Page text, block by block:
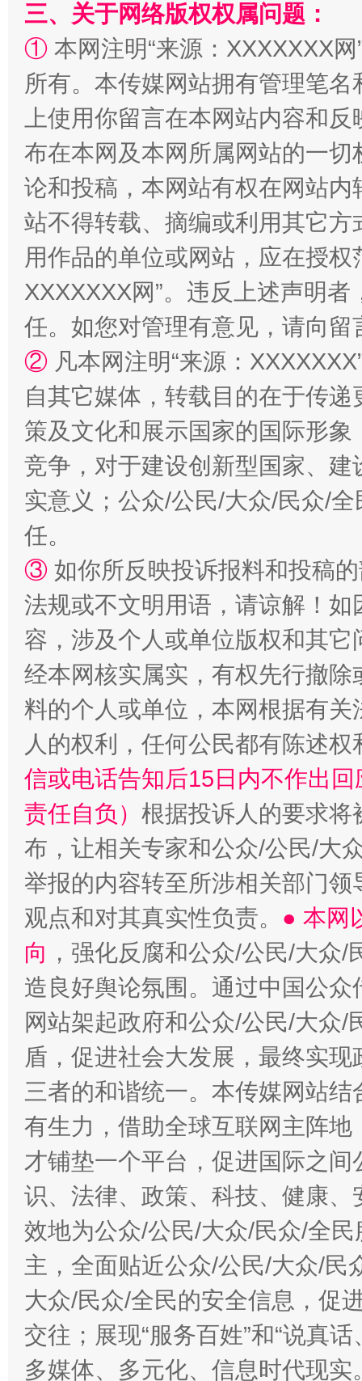
国家大学科技园优化重塑工作
扯下公款旅游的“隐身衣” 如何以
“蜀中异人”王建安的艺术幻境
三、关于网络版权权属问题：
① 本网注明“来源：XXXXXXX
所有。本传媒网站拥有管理笔
上使用你留言在本网站内容和
布在本网及本网所属网站的一
论和投稿，本网站有权在网站
站不得转载、摘编或利用其它
用作品的单位或网站，应在授
XXXXXXX网”。违反上述声明
任。如您对管理有意见，请向
② 凡本网注明“来源：
自其它媒体，转载目的在于传
策及文化和展示国家的国际形
竞争，对于建设创新型国家、
实意义；公众/公民/大众/民众/
任。
③ 如你所反映投诉报料和投稿
法规或不文明用语，请谅解！
容，涉及个人或单位版权和其它
经本网核实属实，有权先行撤
料的个人或单位，本网根据有
人的权利，任何公民都有陈述
信或电话告知后15日内不作出
责任自负） 根据投诉人的要求将
布，让相关专家和公众/公民/大
举报的内容转至所涉相关部门
观点和对其真实性负责。 ● 本网
向 ，强化反腐和公众/公民/大众
造良好舆论氛围。通过中国公
网站架起政府和公众/公民/大众
盾，促进社会大发展，最终实
三者的和谐统一。本传媒网站
有生力，借助全球互联网主阵
才铺垫一个平台，促进国际之
识、法律、政策、科技、健康
效地为公众/公民/大众/民众/全
主，全面贴近公众/公民/大众/民
大众/民众/全民的安全信息，促
交往；展现“服务百姓”和“说真
多媒体、多元化、信息时代现实